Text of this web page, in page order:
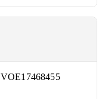
VOE17468455